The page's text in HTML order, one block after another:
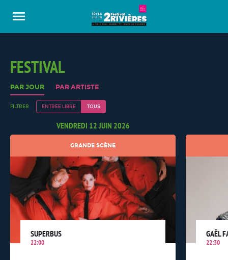
FESTIVAL
PAR JOUR PAR ARTISTE
FILTRER ENTRÉE LIBRE TOUS
VENDREDI 12 JUIN 2026
GRANDE SCÈNE
SUPERBUS
22:00
GAËL
22:30